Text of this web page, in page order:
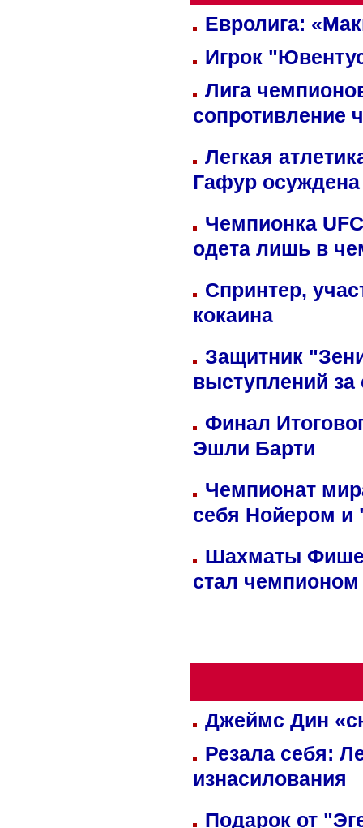
Евролига:
Игрок
Лига
сопротивление
Легкая
Гафур осуждена
Чемпионка
одета лишь в
Спринтер,
кокаина
Защитник
выступлений
Финал
Эшли Барти
Чемпионат
себя Нойером и
Шахматы
стал
Джеймс Дин
Резала себя:
изнасилования
Подарок от